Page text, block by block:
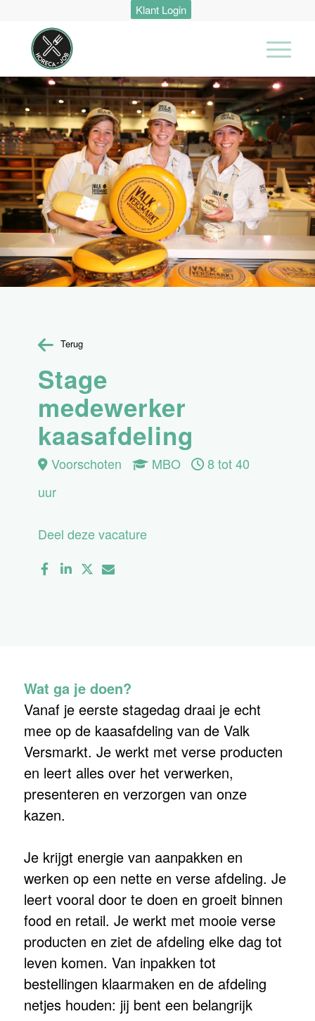
Klant Login
Terug
Stage
medewerker
kaasafdeling
Voorschoten MBO
8 tot 40
uur
Deel deze vacature
Wat ga je doen?
Vanaf je eerste stagedag draai je echt
mee op de kaasafdeling van de Valk
Versmarkt. Je werkt met verse producten
en leert alles over het verwerken,
presenteren en verzorgen van onze
kazen.
Je krijgt energie van aanpakken en
werken op een nette en verse afdeling. Je
leert vooral door te doen en groeit binnen
food en retail. Je werkt met mooie verse
producten en ziet de afdeling elke dag tot
leven komen. Van inpakken tot
bestellingen klaarmaken en de afdeling
netjes houden: jij bent een belangrijk